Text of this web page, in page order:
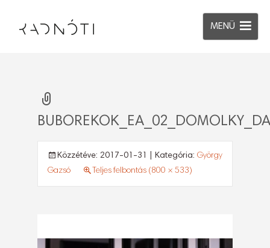
MENÜ
Közzétéve: 2017-01-31 | Kategória: György
Gazsó
Teljes felbontás (800 × 533)